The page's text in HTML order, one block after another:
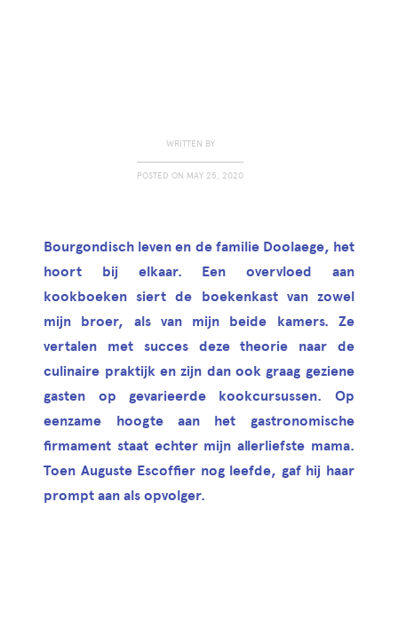
WRITTEN BY
POSTED ON MAY 25, 2020
Bourgondisch leven en de familie Doolaege, het
hoort bij elkaar. Een overvloed aan
kookboeken siert de boekenkast van zowel
mijn broer, als van mijn beide kamers. Ze
vertalen met succes deze theorie naar de
culinaire praktijk en zijn dan ook graag geziene
gasten op gevarieerde kookcursussen. Op
eenzame hoogte aan het gastronomische
firmament staat echter mijn allerliefste mama.
Toen Auguste Escoffier nog leefde, gaf hij haar
prompt aan als opvolger.